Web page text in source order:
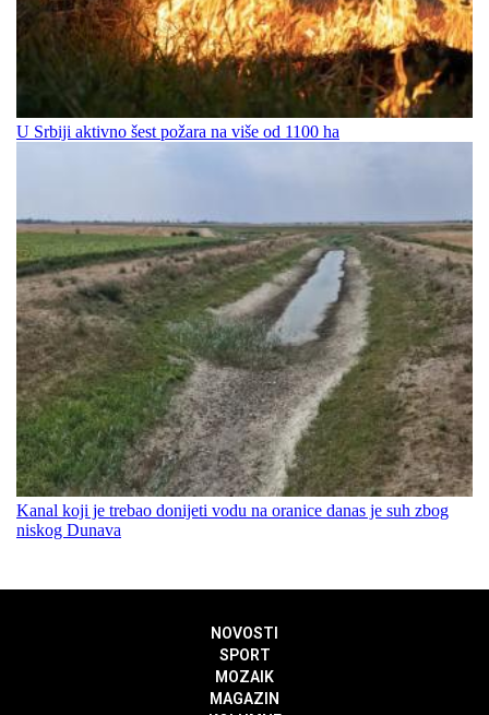
U Srbiji aktivno šest požara na više od 1100 ha
Kanal koji je trebao donijeti vodu na oranice danas je suh zbog
niskog Dunava
NOVOSTI
SPORT
MOZAIK
MAGAZIN